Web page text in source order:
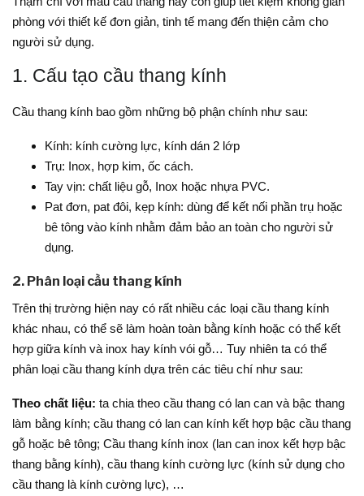
phòng với thiết kế đơn giản, tinh tế mang đến thiện cảm cho
người sử dụng.
1. Cấu tạo cầu thang kính
Cầu thang kính bao gồm những bộ phận chính như sau:
Kính: kính cường lực, kính dán 2 lớp
Trụ: Inox, hợp kim, ốc cách.
Tay vịn: chất liệu gỗ, Inox hoặc nhựa PVC.
Pat đơn, pat đôi, kẹp kính: dùng để kết nối phần trụ hoặc
bê tông vào kính nhằm đảm bảo an toàn cho người sử
dụng.
2. Phân loại cầu thang kính
Trên thị trường hiện nay có rất nhiều các loại cầu thang kính
khác nhau, có thể sẽ làm hoàn toàn bằng kính hoặc có thể kết
hợp giữa kính và inox hay kính vói gỗ… Tuy nhiên ta có thể
phân loại cầu thang kính dựa trên các tiêu chí như sau:
Theo chất liệu: ta chia theo cầu thang có lan can và bậc thang
làm bằng kính; cầu thang có lan can kính kết hợp bậc cầu thang
gỗ hoặc bê tông; Cầu thang kính inox (lan can inox kết hợp bậc
thang bằng kính), cầu thang kính cường lực (kính sử dụng cho
cầu thang là kính cường lực), …